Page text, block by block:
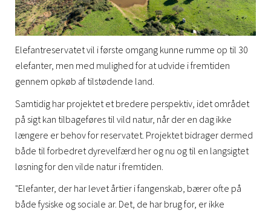
Elefantreservatet vil i første omgang kunne rumme op til 30
elefanter, men med mulighed for at udvide i fremtiden
gennem opkøb af tilstødende land.
Samtidig har projektet et bredere perspektiv, idet området
på sigt kan tilbageføres til vild natur, når der en dag ikke
længere er behov for reservatet. Projektet bidrager dermed
både til forbedret dyrevelfærd her og nu og til en langsigtet
løsning for den vilde natur i fremtiden.
"Elefanter, der har levet årtier i fangenskab, bærer ofte på
både fysiske og sociale ar. Det, de har brug for, er ikke